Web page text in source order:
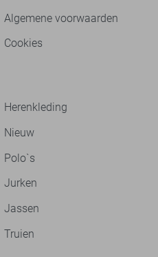
Algemene voorwaarden
Cookies
Herenkleding
Nieuw
Polo`s
Jurken
Jassen
Truien